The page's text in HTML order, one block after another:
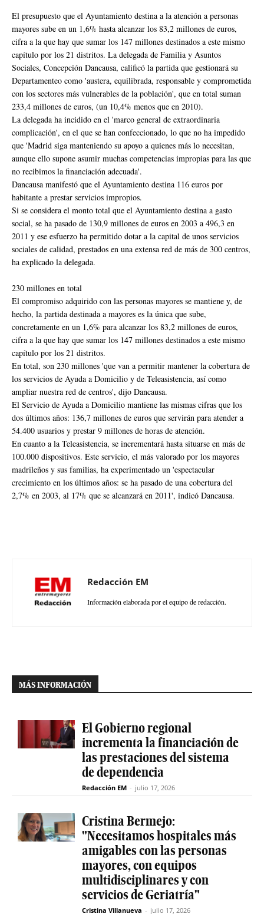
El presupuesto que el Ayuntamiento destina a la atención a personas
mayores sube en un 1,6% hasta alcanzar los 83,2 millones de euros,
cifra a la que hay que sumar los 147 millones destinados a este mismo
capítulo por los 21 distritos. La delegada de Familia y Asuntos
Sociales, Concepción Dancausa, calificó la partida que gestionará su
Departamenteo como 'austera, equilibrada, responsable y comprometida
con los sectores más vulnerables de la población', que en total suman
233,4 millones de euros, (un 10,4% menos que en 2010).
La delegada ha incidido en el 'marco general de extraordinaria
complicación', en el que se han confeccionado, lo que no ha impedido
que 'Madrid siga manteniendo su apoyo a quienes más lo necesitan,
aunque ello supone asumir muchas competencias impropias para las que
no recibimos la financiación adecuada'.
Dancausa manifestó que el Ayuntamiento destina 116 euros por
habitante a prestar servicios impropios.
Si se considera el monto total que el Ayuntamiento destina a gasto
social, se ha pasado de 130,9 millones de euros en 2003 a 496,3 en
2011 y ese esfuerzo ha permitido dotar a la capital de unos servicios
sociales de calidad, prestados en una extensa red de más de 300 centros,
ha explicado la delegada.
230 millones en total
El compromiso adquirido con las personas mayores se mantiene y, de
hecho, la partida destinada a mayores es la única que sube,
concretamente en un 1,6% para alcanzar los 83,2 millones de euros,
cifra a la que hay que sumar los 147 millones destinados a este mismo
capítulo por los 21 distritos.
En total, son 230 millones 'que van a permitir mantener la cobertura de
los servicios de Ayuda a Domicilio y de Teleasistencia, así como
ampliar nuestra red de centros', dijo Dancausa.
El Servicio de Ayuda a Domicilio mantiene las mismas cifras que los
dos últimos años: 136,7 millones de euros que servirán para atender a
54.400 usuarios y prestar 9 millones de horas de atención.
En cuanto a la Teleasistencia, se incrementará hasta situarse en más de
100.000 dispositivos. Este servicio, el más valorado por los mayores
madrileños y sus familias, ha experimentado un 'espectacular
crecimiento en los últimos años: se ha pasado de una cobertura del
2,7% en 2003, al 17% que se alcanzará en 2011', indicó Dancausa.
Redacción EM
Información elaborada por el equipo de redacción.
MÁS INFORMACIÓN
El Gobierno regional
incrementa la financiación de
las prestaciones del sistema
de dependencia
Redacción EM - julio 17, 2026
Cristina Bermejo:
"Necesitamos hospitales más
amigables con las personas
mayores, con equipos
multidisciplinares y con
servicios de Geriatría"
Cristina Villanueva - julio 17, 2026